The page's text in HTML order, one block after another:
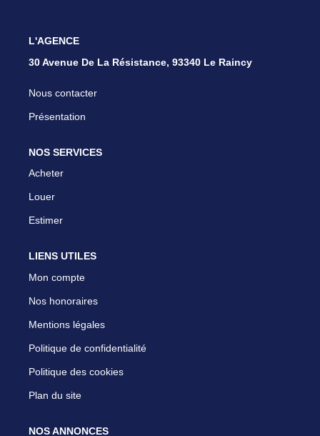
L'AGENCE
30 Avenue De La Résistance, 93340 Le Raincy
Nous contacter
Présentation
NOS SERVICES
Acheter
Louer
Estimer
LIENS UTILES
Mon compte
Nos honoraires
Mentions légales
Politique de confidentialité
Politique des cookies
Plan du site
NOS ANNONCES